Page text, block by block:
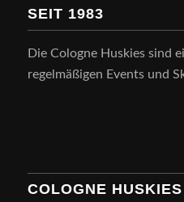
SEIT 1983
Die Cologne Huskies sind
regelmäßigen Events und
COLOGNE HUSKIES